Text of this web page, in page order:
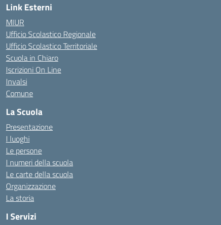
Link Esterni
MIUR
Ufficio Scolastico Regionale
Ufficio Scolastico Territoriale
Scuola in Chiaro
Iscrizioni On Line
Invalsi
Comune
La Scuola
Presentazione
I luoghi
Le persone
I numeri della scuola
Le carte della scuola
Organizzazione
La storia
I Servizi